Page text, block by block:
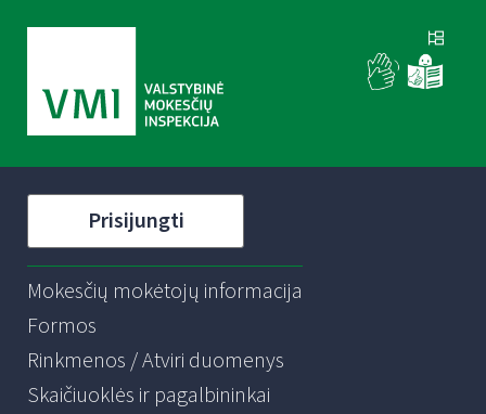
Prisijungti
Mokesčių mokėtojų informacija
Formos
Rinkmenos / Atviri duomenys
Skaičiuoklės ir pagalbininkai